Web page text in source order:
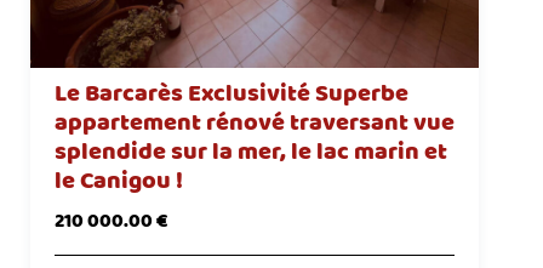
Le Barcarès Exclusivité Superbe
appartement rénové traversant vue
splendide sur la mer, le lac marin et
le Canigou !
210 000.00 €